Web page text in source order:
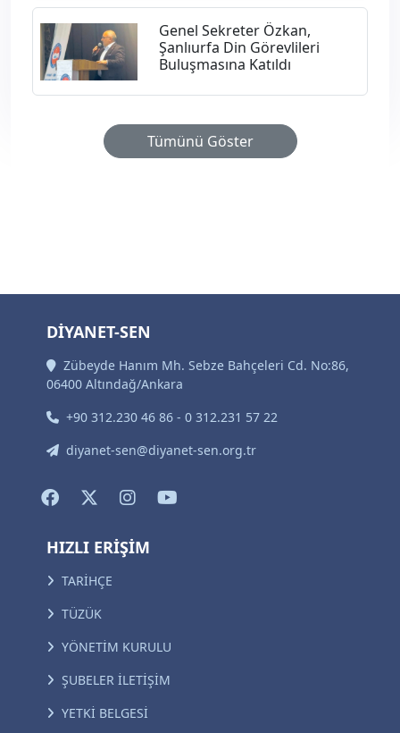
Genel Sekreter Özkan,
Şanlıurfa Din Görevlileri
Buluşmasına Katıldı
Tümünü Göster
DİYANET-SEN
Zübeyde Hanım Mh. Sebze Bahçeleri Cd. No:86,
06400 Altındağ/Ankara
+90 312.230 46 86 - 0 312.231 57 22
diyanet-sen@diyanet-sen.org.tr
HIZLI ERİŞİM
TARİHÇE
TÜZÜK
YÖNETİM KURULU
ŞUBELER İLETİŞİM
YETKİ BELGESİ